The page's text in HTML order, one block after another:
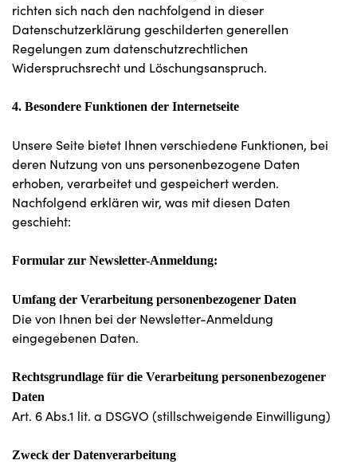
richten sich nach den nachfolgend in dieser
Datenschutzerklärung geschilderten generellen
Regelungen zum datenschutzrechtlichen
Widerspruchsrecht und Löschungsanspruch.
4. Besondere Funktionen der Internetseite
Unsere Seite bietet Ihnen verschiedene Funktionen, bei
deren Nutzung von uns personenbezogene Daten
erhoben, verarbeitet und gespeichert werden.
Nachfolgend erklären wir, was mit diesen Daten
geschieht:
Formular zur Newsletter-Anmeldung:
Umfang der Verarbeitung personenbezogener Daten
Die von Ihnen bei der Newsletter-Anmeldung
eingegebenen Daten.
Rechtsgrundlage für die Verarbeitung personenbezogener
Daten
Art. 6 Abs.1 lit. a DSGVO (stillschweigende Einwilligung)
Zweck der Datenverarbeitung